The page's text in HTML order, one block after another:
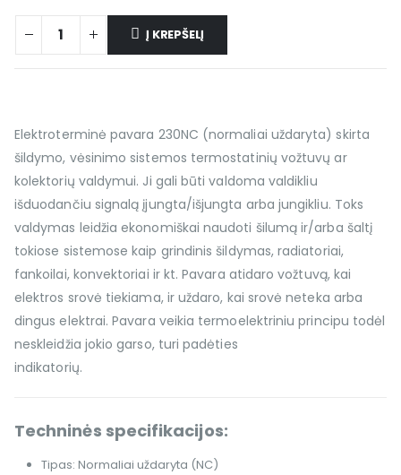
Į KREPŠELĮ
Elektroterminė pavara 230NC (normaliai uždaryta) skirta
šildymo, vėsinimo sistemos termostatinių vožtuvų ar
kolektorių valdymui. Ji gali būti valdoma valdikliu
išduodančiu signalą įjungta/išjungta arba jungikliu. Toks
valdymas leidžia ekonomiškai naudoti šilumą ir/arba šaltį
tokiose sistemose kaip grindinis šildymas, radiatoriai,
fankoilai, konvektoriai ir kt. Pavara atidaro vožtuvą, kai
elektros srovė tiekiama, ir uždaro, kai srovė neteka arba
dingus elektrai. Pavara veikia termoelektriniu principu todėl
neskleidžia jokio garso, turi padėties
indikatorių.
Techninės specifikacijos:
Tipas: Normaliai uždaryta (NC)